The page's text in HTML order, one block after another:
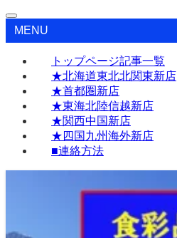
MENU
トップページ記事一覧
★北海道東北北関東新店
★首都圏新店
★東海北陸信越新店
★関西中国新店
★四国九州海外新店
■連絡方法